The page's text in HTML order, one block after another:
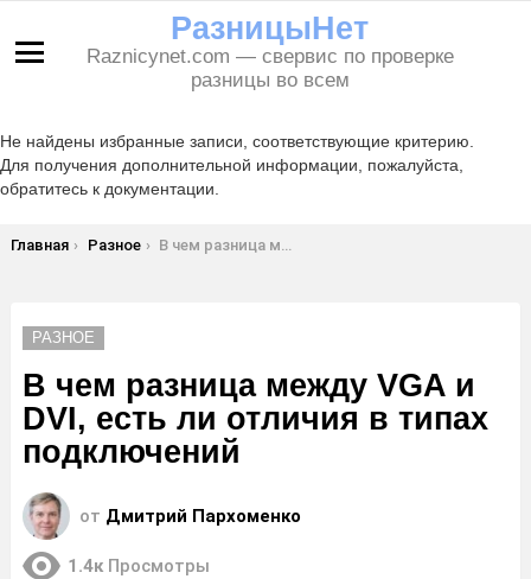
РазницыНет
Raznicynet.com — свервис по проверке
разницы во всем
Не найдены избранные записи, соответствующие критерию.
Для получения дополнительной информации, пожалуйста,
обратитесь к документации.
Вы здесь:
Главная Разное В чем разница между VGA и DVI, есть ли отличия в типах подключений
РАЗНОЕ
В чем разница между VGA и
DVI, есть ли отличия в типах
подключений
от Дмитрий Пархоменко
1.4к Просмотры